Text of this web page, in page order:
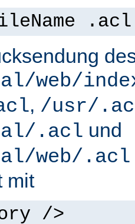
.acl
web/
, /usr/
.acl und
web/.acl
mit
/>